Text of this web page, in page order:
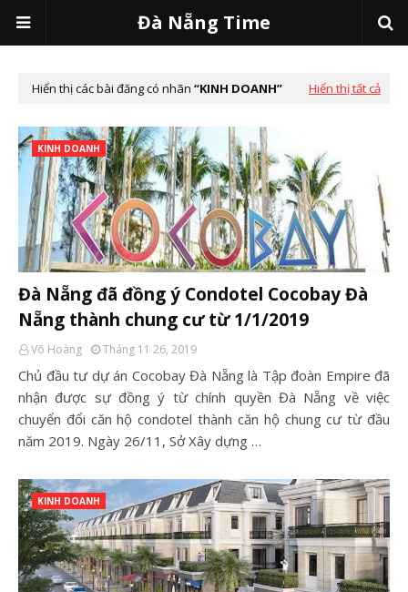
Đà Nẵng Time
Hiển thị các bài đăng có nhãn KINH DOANH Hiển thị tất cả
KINH DOANH
Đà Nẵng đã đồng ý Condotel Cocobay Đà
Nẵng thành chung cư từ 1/1/2019
Võ Hoàng Tháng 11 26, 2019
Chủ đầu tư dự án Cocobay Đà Nẵng là Tập đoàn Empire đã
nhận được sự đồng ý từ chính quyền Đà Nẵng về việc
chuyển đổi căn hộ condotel thành căn hộ chung cư từ đầu
năm 2019. Ngày 26/11, Sở Xây dựng …
KINH DOANH